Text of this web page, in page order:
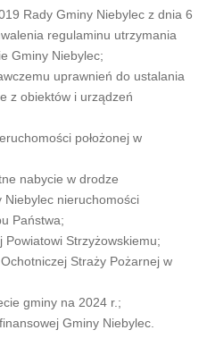
Rady Gminy Niebylec z dnia 6
regulaminu utrzymania
Gminy Niebylec;
uprawnień do ustalania
z obiektów i urządzeń
położonej w
nabycie w drodze
Niebylec nieruchomości
Państwa;
Strzyżowskiemu;
Straży Pożarnej w
gminy na 2024 r.;
Gminy Niebylec.